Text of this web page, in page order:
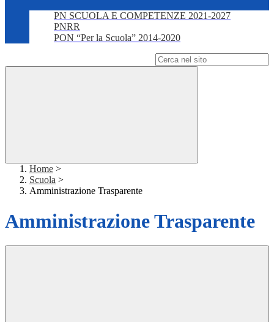
PN SCUOLA E COMPETENZE 2021-2027
PNRR
PON “Per la Scuola” 2014-2020
Home >
Scuola >
Amministrazione Trasparente
Amministrazione Trasparente